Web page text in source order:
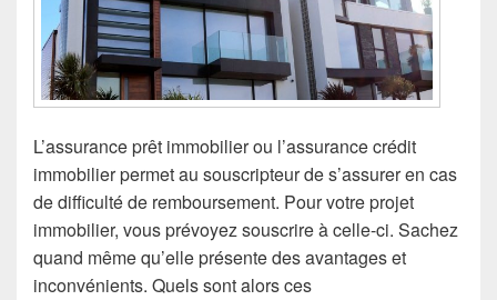
L’assurance prêt immobilier ou l’assurance crédit
immobilier permet au souscripteur de s’assurer en cas
de difficulté de remboursement. Pour votre projet
immobilier, vous prévoyez souscrire à celle-ci. Sachez
quand même qu’elle présente des avantages et
inconvénients. Quels sont alors ces